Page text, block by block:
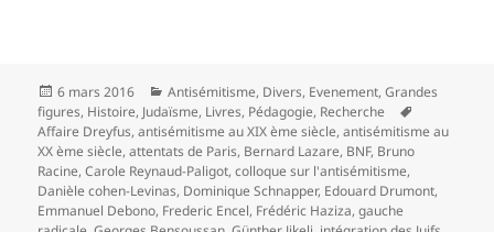
Publié
le
6 mars 2016 Catégories
Antisémitisme, Divers, Evenement,Grandes
figures, Histoire, Judaïsme, Livres, Pédagogie, Recherche
clés
Affaire Dreyfus,antisémitisme au XIX ème siècle,antisémitisme au
XX ème siècle,attentats de Paris, Bernard Lazare, BNF, Bruno
Racine,Carole Reynaud-Paligot,colloque sur l'antisémitisme,
Danièle cohen-Levinas, Dominique Schnapper, Edouard Drumont,
Emmanuel Debono, Frederic Encel, Frédéric Haziza,gauche